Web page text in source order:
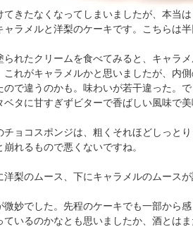
てきたなくなってしまいましたが、本当は
ャラメルと洋梨のケーキです。こちらは
られたクリームを食べてみると、キャラ
これがキャラメルかと思いましたが、内
ので違うのかも。味わいが若干違った。
ベタに甘すぎずビターで香ばしい風味で美
チョコスポンジは、粗くそれほどしっと
崩れるもので悪くないですね。
洋梨のムース、下にキャラメルのムースが
微妙でした。先程のケーキでも一部から
ているのかなとも思いましたか、酒とは